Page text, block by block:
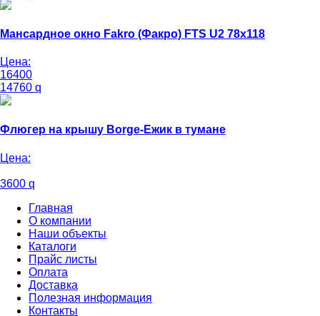
Мансардное окно Fakro (Факро) FTS U2 78х118
Цена:
16400
14760 q
Флюгер на крышу Borge-Ежик в тумане
Цена:
3600 q
Главная
О компании
Наши объекты
Каталоги
Прайс листы
Оплата
Доставка
Полезная информация
Контакты